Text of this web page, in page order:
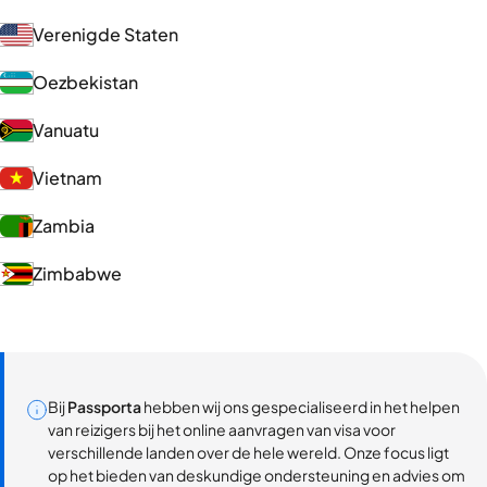
Verenigde Staten
Oezbekistan
Vanuatu
Vietnam
Zambia
Zimbabwe
BijPassportahebben wij ons gespecialiseerd in het helpen
van reizigers bij het online aanvragen van visa voor
verschillende landen over de hele wereld. Onze focus ligt
op het bieden van deskundige ondersteuning en advies om